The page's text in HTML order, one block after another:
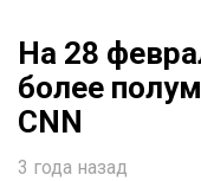
На 28
более
СNN
3 года назад